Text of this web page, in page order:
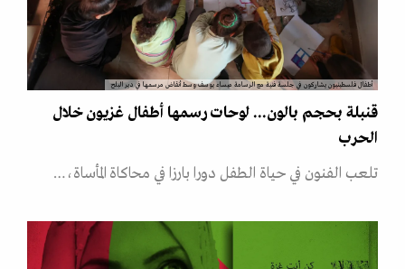
أطفال فلسطينيون يشاركون في جلسة فنية مع الرسامة ميساء يوسف وسط أنقاض مرسمها في دير البلح
قنبلة بحجم بالون... لوحات رسمها أطفال غزيون خلال
الحرب
تلعب الفنون في حياة الطفل دورا بارزا في محاكاة المأساة،…